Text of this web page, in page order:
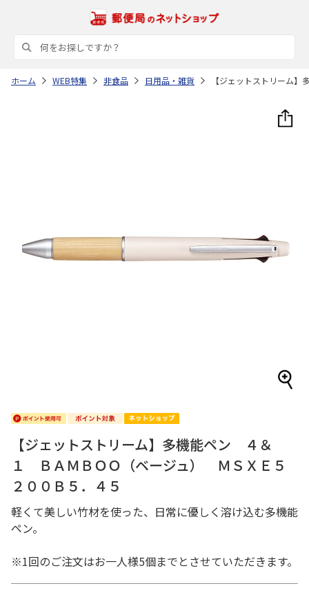
ホーム WEB特集 非食品 日用品・雑貨 【ジェットストリーム
【ジェットストリーム】多機能ペン ４＆
１ ＢＡＭＢＯＯ（ベージュ） ＭＳＸＥ５
２００Ｂ５．４５
軽くて美しい竹材を使った、日常に優しく溶け込む多機能
ペン。
※1回のご注文はお一人様5個までとさせていただきます。